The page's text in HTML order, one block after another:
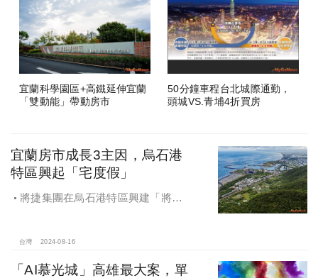
宜蘭科學園區+高鐵延伸宜蘭
「雙動能」帶動房市
50分鐘車程台北城際通勤，
頭城VS.青埔4折買房
宜蘭房市成長3主因，烏石港
特區興起「宅度假」
將捷集團在烏石港特區興建「將捷
台灣 2024-08-16
「AI慕光城」高雄最大案，單